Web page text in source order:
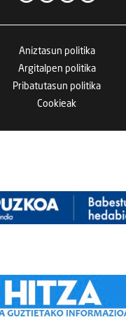
Aniztasun politika
Argitalpen politika
Pribatutasun politika
Cookieak